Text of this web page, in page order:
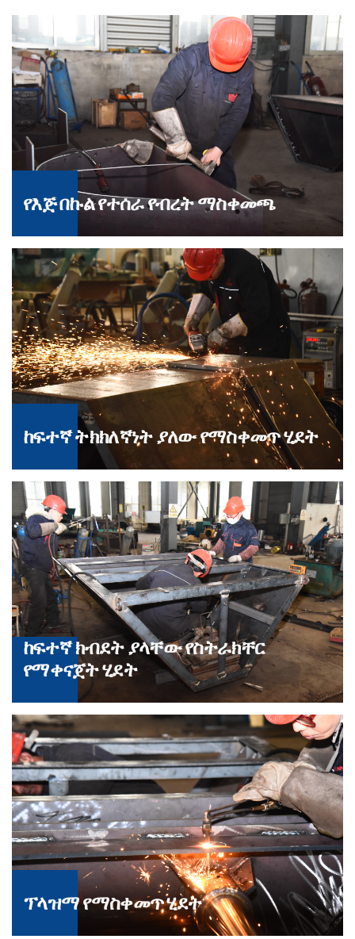
የእጅ በኩል የተሰራ የብረት ማስቀመጫ
ከፍተኛ ትክክለኛነት ያለው የማስቀመጥ ሂደት
ከፍተኛ ክብደት ያላቸው የስትራክቸር
የማቀናጀት ሂደት
ፕላዝማ የማስቀመጥ ሂደት